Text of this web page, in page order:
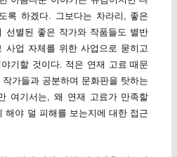
록 하겠다. 그보다는 차라리, 좋은
선별된 좋은 작가와 작품들도 별반
사업 자체를 위한 사업으로 묻히고
기할 것이다. 적은 연재 고료 때문
가들과 공분하며 문화판을 탓하는
여기서는, 왜 연재 고료가 만족할
해야 덜 피해를 보는지에 대한 접근